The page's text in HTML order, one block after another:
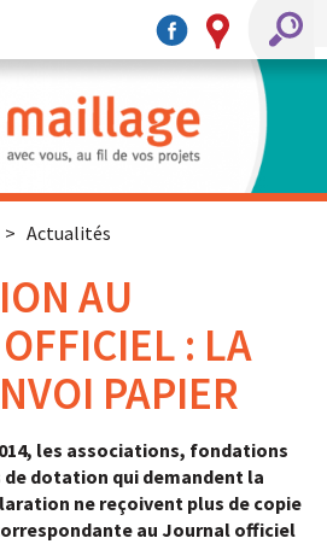
> Actualités
AU
: LA
PAPIER
les associations, fondations
dotation qui demandent la
ne reçoivent plus de copie
au Journal officiel